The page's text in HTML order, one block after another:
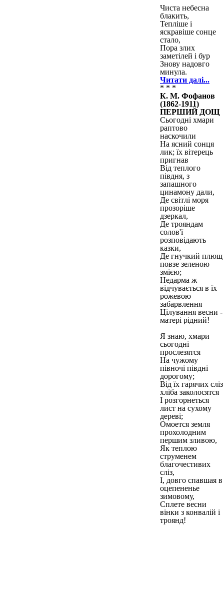
Чиста небесна
блакить,
Тепліше і
яскравіше сонце
стало,
Пора злих
заметілей і бур
Знову надовго
минула.
Читати далі...
* * *
К. М. Фофанов
(1862-1911)
ПЕРШИЙ ДОЩ
Сьогодні хмари
раптово
наскочили
На ясний сонця
лик; їх вітерець
пригнав
Від теплого
півдня, з
запашного
цинамону дали,
Де світлі моря
прозоріше
дзеркал,
Де трояндам
солов'ї
розповідають
казки,
Де гнучкий плющ
повзе зеленою
змією;
Недарма ж
відчувається в їх
рожевою
забарвлення
Цілування весни -
матері рідний!
Я знаю, хмари
сьогодні
прослезятся
На чужому
півночі півдні
дорогому;
Від їх гарячих сліз
хліба заколосятся
І розгорнеться
лист на сухому
дереві;
Омоется земля
прохолодним
першим зливою,
Як теплою
струменем
благочестивих
сліз,
І, довго спавшая в
оцепененье
зимовому,
Сплете весни
вінки з конвалій і
троянд!